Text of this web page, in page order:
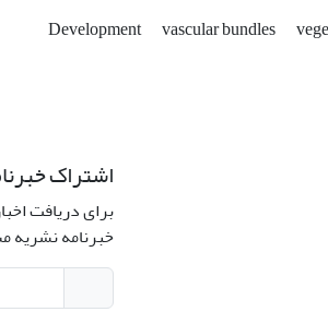
Development vascular bundles
اشتراک
برای دریافت
خبرنامه